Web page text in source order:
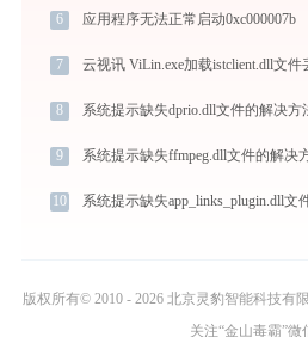
6 应用程序无法正常启动0xc000007b
7 云视讯 ViLin.exe加载istclient.dll文
8 系统提示缺失dprio.dll文件的解决方
9 系统提示缺失ffmpeg.dll文件的解决
10 系统提示缺失app_links_plugin.dll文
版权所有© 2010 - 2026 北京灵豹智能科技有
关注“金山毒霸”微